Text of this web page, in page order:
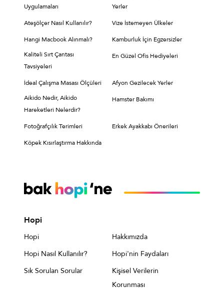
Uygulamaları
Yerler
Ateşölçer Nasıl Kullanılır? Vize İstemeyen Ülkeler
Hangi Macbook Alınmalı?
Kamburluk İçin Egzersizler
Kaliteli Sırt Çantası
Tavsiyeleri
En Güzel Ofis Hediyeleri
İdeal Çalışma Masası Ölçüleri
Afyon Gezilecek Yerler
Aikido Nedir, Aikido
Hareketleri Nelerdir?
Hamster Bakımı
Fotoğrafçılık Terimleri Erkek Ayakkabı Önerileri
Köpek Kısırlaştırma Hakkında
Hopi
Hopi
Hakkımızda
Hopi Nasıl Kullanılır?
Hopi'nin Faydaları
Sık Sorulan Sorular
Kişisel Verilerin
Korunması